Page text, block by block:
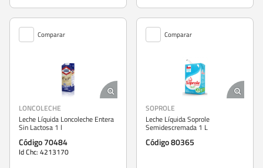
Comparar
LONCOLECHE
Leche Líquida Loncoleche Entera
Sin Lactosa 1 l
Código 70484
Id Chc: 4213170
Comparar
SOPROLE
Leche Líquida Soprole
Semidescremada 1 L
Código 80365